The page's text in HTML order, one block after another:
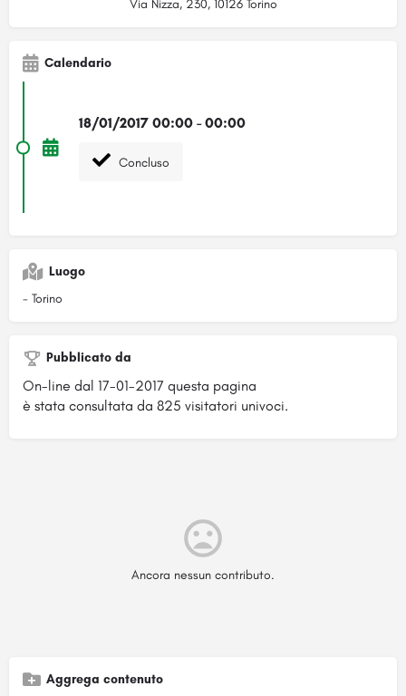
Via Nizza, 230, 10126 Torino
Calendario
18/01/2017 00:00 - 00:00
Concluso
Luogo
- Torino
Pubblicato da
On-line dal 17-01-2017 questa pagina
è stata consultata da 825 visitatori univoci.
Ancora nessun contributo.
Aggrega contenuto